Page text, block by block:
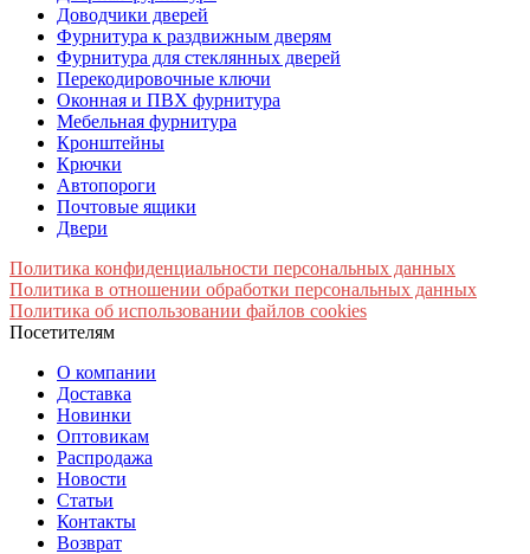
Доводчики дверей
Фурнитура к раздвижным дверям
Фурнитура для стеклянных дверей
Перекодировочные ключи
Оконная и ПВХ фурнитура
Мебельная фурнитура
Кронштейны
Крючки
Автопороги
Почтовые ящики
Двери
Политика конфиденциальности персональных данных
Политика в отношении обработки персональных данных
Политика об использовании файлов cookies
Посетителям
О компании
Доставка
Новинки
Оптовикам
Распродажа
Новости
Статьи
Контакты
Возврат